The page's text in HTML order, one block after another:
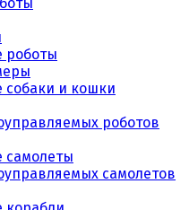
роботы
собаки и кошки
роботов
самолеты
самолетов